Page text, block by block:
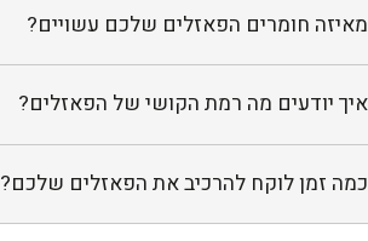
מאיזה חומרים הפאזלים שלכם עשויים?
איך יודעים מה רמת הקושי של הפאזלים?
כמה זמן לוקח להרכיב את הפאזלים שלכם?